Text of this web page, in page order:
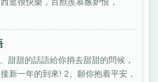
甜甜的話語給你捎去甜甜的問候，
新一年的到來! 2、願你抱着平安，